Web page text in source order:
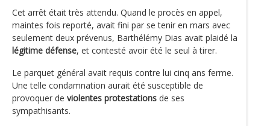
Cet arrêt était très attendu. Quand le procès en appel,
maintes fois reporté, avait fini par se tenir en mars avec
seulement deux prévenus, Barthélémy Dias avait plaidé la
légitime défense, et contesté avoir été le seul à tirer.
Le parquet général avait requis contre lui cinq ans ferme.
Une telle condamnation aurait été susceptible de
provoquer de violentes protestations de ses
sympathisants.